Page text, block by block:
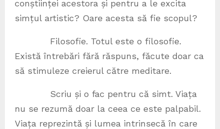
conștiinței acestora și pentru a le excita
simțul artistic? Oare acesta să fie scopul?
Filosofie. Totul este o filosofie.
Există întrebări fără răspuns, făcute doar ca
să stimuleze creierul către meditare.
Scriu și o fac pentru că simt. Viața
nu se rezumă doar la ceea ce este palpabil.
Viața reprezintă și lumea intrinsecă în care